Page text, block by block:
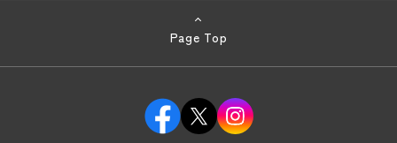
Page Top